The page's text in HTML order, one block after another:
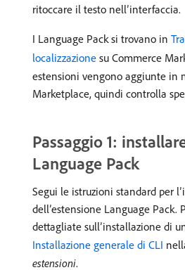
ritoccare il testo nell’interfaccia.
I Language Pack si trovano in
localizzazione su Commerce
estensioni vengono aggiunte in
Marketplace, quindi controlla
Passaggio 1:
Language Pack
Segui le istruzioni standard per
dell’estensione Language Pack.
dettagliate sull’installazione di
Installazione generale di CLI
estensioni.